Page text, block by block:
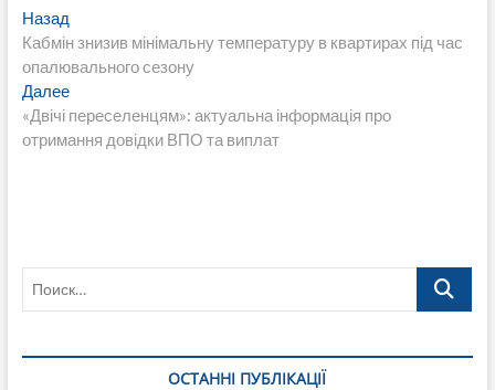
Навигация
по
записям
НазадПредыдущая
запись:
Кабмін знизив мінімальну температуру в квартирах під час
опалювального сезону
ДалееСледующая
запись:
«Двічі переселенцям»: актуальна інформація про
отримання довідки ВПО та виплат
Поиск…
ОСТАННІ ПУБЛІКАЦІЇ